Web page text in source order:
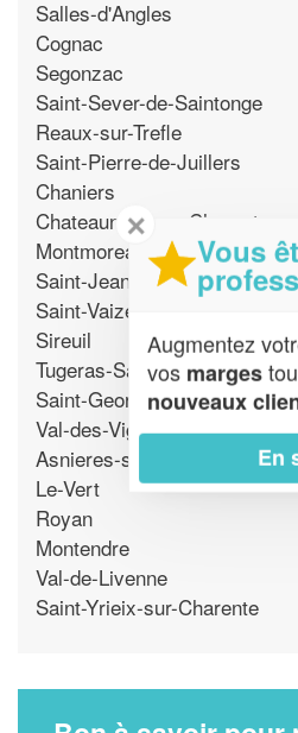
Salles-d'Angles
Cognac
Segonzac
Saint-Sever-de-Saintonge
Reaux-sur-Trefle
Saint-Pierre-de-Juillers
Chaniers
Chateauneuf-sur-Charente
Montmoreau
Saint-Jean-d'Angely
Saint-Vaize
Sireuil
Tugeras-Saint-Maurice
Saint-Georges-des-Coteaux
Val-des-Vignes
Asnieres-sur-Nouere
Le-Vert
Royan
Montendre
Val-de-Livenne
Saint-Yrieix-sur-Charente
✕
Vous
Augmentez
vos marges
nouveaux
En